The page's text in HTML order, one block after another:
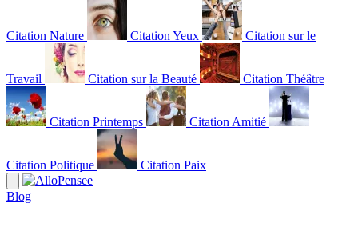
Citation Nature Citation Yeux Citation sur le
Travail Citation sur la Beauté Citation Théâtre
Citation Printemps Citation Amitié
Citation Politique Citation Paix
Blog